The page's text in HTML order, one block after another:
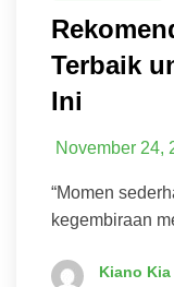
Terbaik
Ini
November 24,
“Momen
kegembiraan
Kiano Kia